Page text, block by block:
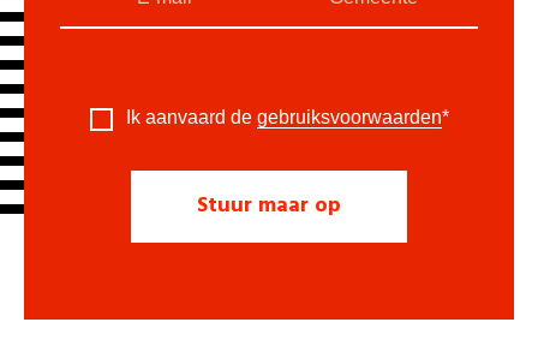
Ik aanvaard de gebruiksvoorwaarden*